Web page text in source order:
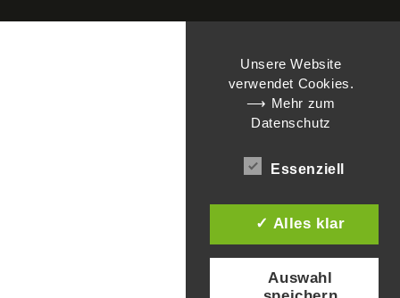
Unsere Website
verwendet Cookies.
⟶ Mehr zum
Datenschutz
Essenziell
✓ Alles klar
Auswahl